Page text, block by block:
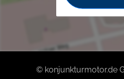
© konjunkturmotor.de